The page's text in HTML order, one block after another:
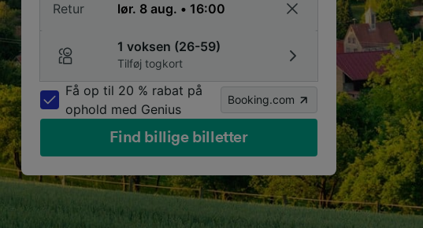
Retur
1 voksen (26-59)
Tilføj togkort
Få op til 20 % rabat på
ophold med Genius
Booking.com
Find billige billetter